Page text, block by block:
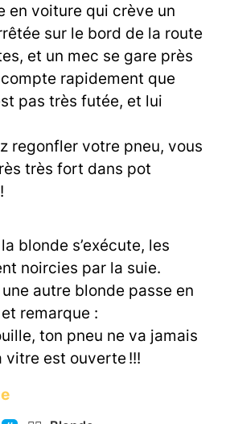
en voiture qui crève un
sur le bord de la route
et un mec se gare près
compte rapidement que
pas très futée, et lui
regonfler votre pneu, vous
très fort dans pot
blonde s’exécute, les
noircies par la suie.
autre blonde passe en
remarque :
ton pneu ne va jamais
est ouverte !!!